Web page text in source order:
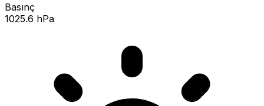
Basınç
1025.6 hPa